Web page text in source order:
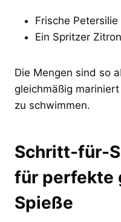
Frische
Ein Spritzer
Die Mengen sind so
gleichmäßig
zu schwimmen.
Schritt-für-
für perfekte
Spieße